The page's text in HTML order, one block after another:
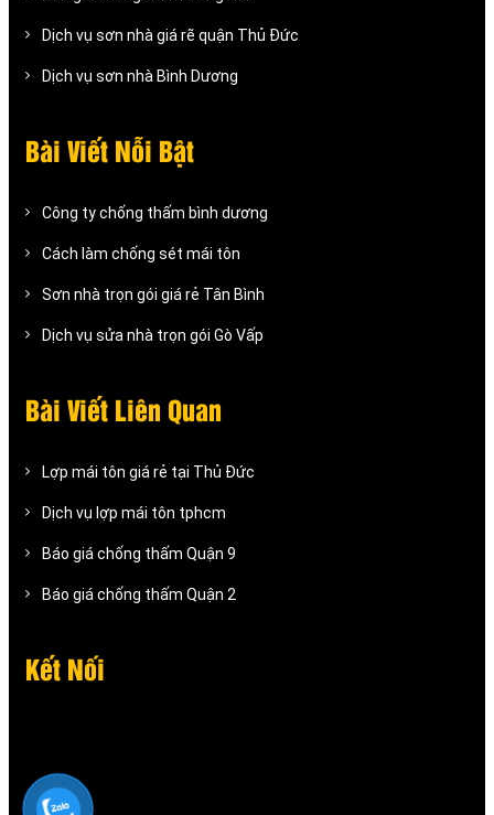
Dịch vụ sơn nhà giá rẽ quận Thủ Đức
Dịch vụ sơn nhà Bình Dương
Bài Viết Nỗi Bật
Công ty chống thấm bình dương
Cách làm chống sét mái tôn
Sơn nhà trọn gói giá rẻ Tân Bình
Dịch vụ sửa nhà trọn gói Gò Vấp
Bài Viết Liên Quan
Lợp mái tôn giá rẻ tại Thủ Đức
Dịch vụ lợp mái tôn tphcm
Báo giá chống thấm Quận 9
Báo giá chống thấm Quận 2
Kết Nối